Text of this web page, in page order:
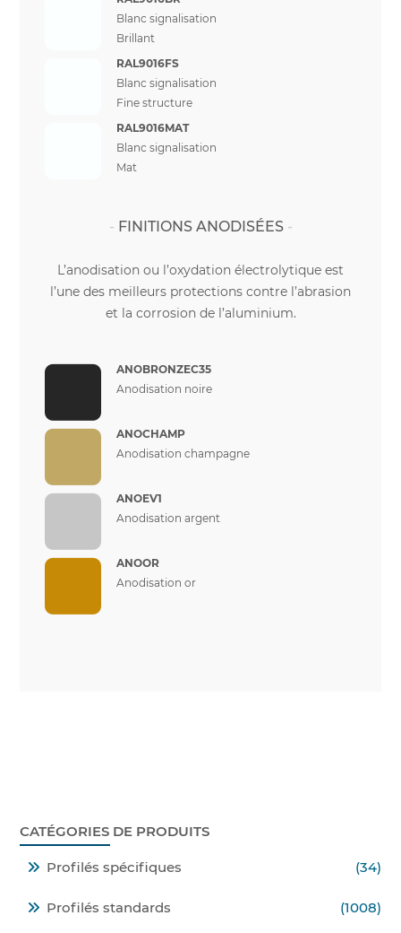
Blanc signalisation
Brillant
RAL9016FS
Blanc signalisation
Fine structure
RAL9016MAT
Blanc signalisation
Mat
FINITIONS ANODISÉES
L’anodisation ou l’oxydation électrolytique est
l’une des meilleurs protections contre l’abrasion
et la corrosion de l’aluminium.
ANOBRONZEC35
Anodisation noire
ANOCHAMP
Anodisation champagne
ANOEV1
Anodisation argent
ANOOR
Anodisation or
CATÉGORIES DE PRODUITS
Profilés spécifiques (34)
Profilés standards (1008)